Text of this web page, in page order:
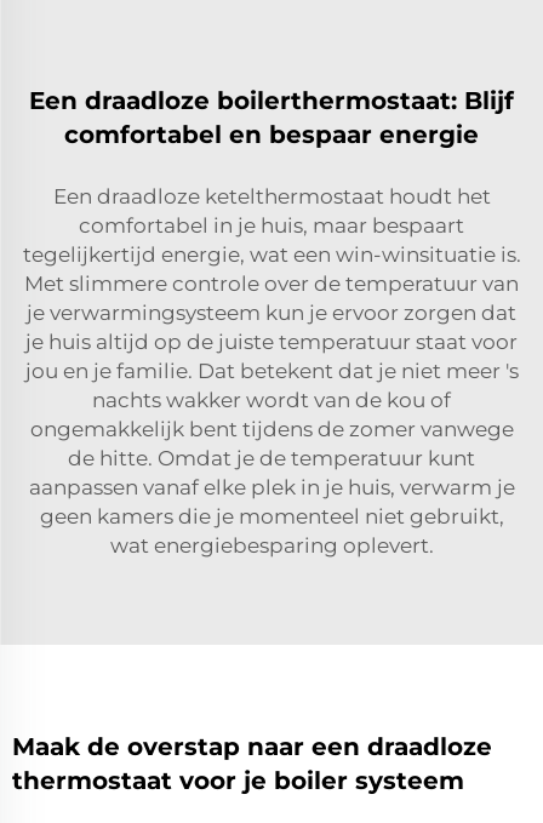
Een draadloze boilerthermostaat: Blijf
comfortabel en bespaar energie
Een draadloze ketelthermostaat houdt het
comfortabel in je huis, maar bespaart
tegelijkertijd energie, wat een win-winsituatie is.
Met slimmere controle over de temperatuur van
je verwarmingsysteem kun je ervoor zorgen dat
je huis altijd op de juiste temperatuur staat voor
jou en je familie. Dat betekent dat je niet meer 's
nachts wakker wordt van de kou of
ongemakkelijk bent tijdens de zomer vanwege
de hitte. Omdat je de temperatuur kunt
aanpassen vanaf elke plek in je huis, verwarm je
geen kamers die je momenteel niet gebruikt,
wat energiebesparing oplevert.
Maak de overstap naar een draadloze
thermostaat voor je boiler systeem